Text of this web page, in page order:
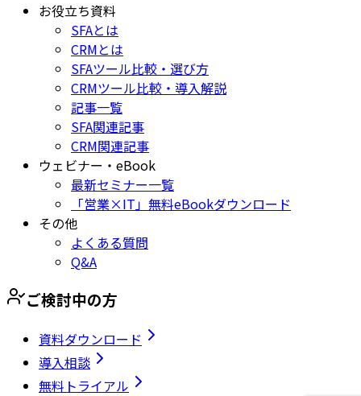
お役立ち資料
SFAとは
CRMとは
SFAツール比較・選び方
CRMツール比較・導入解説
記事一覧
SFA関連記事
CRM関連記事
ウェビナー・eBook
最新セミナー一覧
「営業×IT」無料eBookダウンロード
その他
よくある質問
Q&A
ご検討中の方
資料ダウンロード
導入相談
無料トライアル